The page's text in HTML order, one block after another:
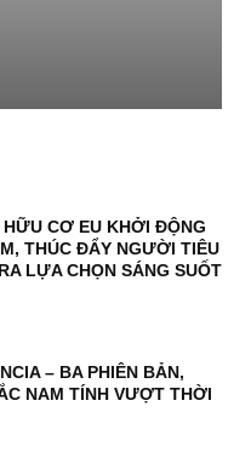
HỮU CƠ EU KHỞI ĐỘNG
THÚC ĐẨY NGƯỜI TIÊU
LỰA CHỌN SÁNG SUỐT
– BA PHIÊN BẢN,
NAM TÍNH VƯỢT THỜI